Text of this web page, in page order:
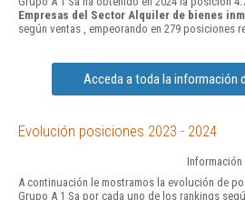
Empresas del Sector Alquiler de bienes
según ventas , empeorando en 279 posiciones
Acceda a toda la información
Evolución posiciones 2023 - 2024
A continuación le mostramos la evolución de
Grupo A 1 Sa por cada uno de los rankings